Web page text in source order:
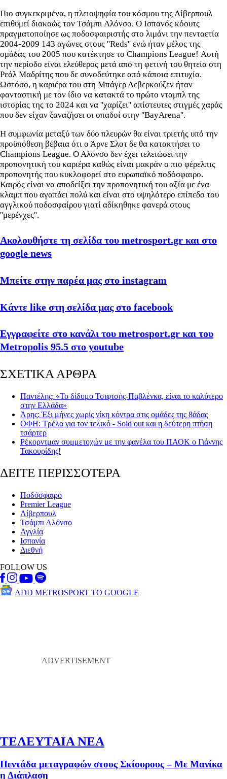
Πιο συγκεκριμένα, η πλειοψηφία του κόσμου της Λίβερπουλ
επιθυμεί διακαώς τον Τσάμπι Αλόνσο. Ο Ισπανός κόουτς
πραγματοποίησε ως ποδοσφαιριστής στο λιμάνι την πενταετία
2004-2009 143 αγώνες στους ''Reds'' ενώ ήταν μέλος της
ομάδας του 2005 που κατέκτησε το Champions League! Αυτή
την περίοδο είναι ελεύθερος μετά από τη φετινή του θητεία στη
Ρεάλ Μαδρίτης που δε συνοδεύτηκε από κάποια επιτυχία.
Ωστόσο, η καριέρα του στη Μπάγερ Λεβερκούζεν ήταν
φανταστική με τον ίδιο να κατακτά το πρώτο νταμπλ της
ιστορίας της το 2024 και να ''χαρίζει'' απίστευτες στιγμές χαράς
που δεν είχαν ξαναζήσει οι οπαδοί στην ''BayArena''.
Η συμφωνία μεταξύ των δύο πλευρών θα είναι τριετής υπό την
προϋπόθεση βέβαια ότι ο Άρνε Σλοτ δε θα κατακτήσει το
Champions League. Ο Αλόνσο δεν έχει τελειώσει την
προπονητική του καριέρα καθώς είναι μακράν ο πιο φέρελπις
προπονητής που κυκλοφορεί στο ευρωπαϊκό ποδόσφαιρο.
Καιρός είναι να αποδείξει την προπονητική του αξία με ένα
κλαμπ που αγαπάει πολύ και είναι στο υψηλότερο επίπεδο του
αγγλικού ποδοσφαίρου γιατί αδίκηθηκε φανερά στους
''μερένχες''.
Ακολουθήστε τη σελίδα του metrosport.gr και στο
google news
Μπείτε στην παρέα μας στο instagram
Κάντε like στη σελίδα μας στο facebook
Εγγραφείτε στο κανάλι του metrosport.gr και του
Metropolis 95.5 στο youtube
ΣΧΕΤΙΚΑ ΑΡΘΡΑ
Παντέλης: «Το δίδυμο Τσιφτσής-Παβλένκα, είναι το καλύτερο
στην Ελλάδα»
Άρης: Έξι μήνες χωρίς νίκη κόντρα στις ομάδες της 8άδας
ΟΦΗ: Τρέλα για τον τελικό - Sold out και η δεύτερη πτήση
τσάρτερ
Ρέκορντμαν συμμετοχών με την φανέλα του ΠΑΟΚ ο Γιάννης
Τακουρίδης!
ΔΕΙΤΕ ΠΕΡΙΣΣΟΤΕΡΑ
Ποδόσφαιρο
Premier League
Λίβερπουλ
Τσάμπι Αλόνσο
Αγγλία
Ισπανία
Διεθνή
FOLLOW US
ADD METROSPORT TO GOOGLE
ΤΕΛΕΥΤΑΙΑ ΝΕΑ
Πεντάδα μεταγραφών στους Σκίουρους – Με Μανίκα
η Διάπλαση